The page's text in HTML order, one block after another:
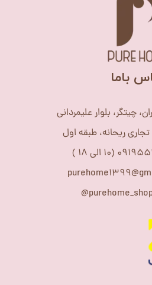
باما
چیتگر، بلوار علیمردانی
ریحانه، طبقه اول